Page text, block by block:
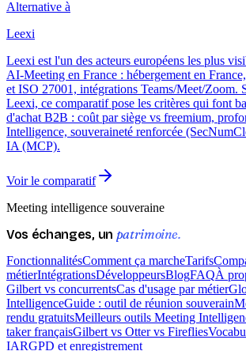
Alternative à
Leexi
Leexi est l'un des acteurs européens les plus
AI-Meeting en France : hébergement en
et ISO 27001, intégrations Teams/Meet/Zoom.
Leexi, ce comparatif pose les critères qui font
d'achat B2B : coût par siège vs freemium,
Intelligence, souveraineté renforcée
IA (MCP).
Voir le comparatif
Meeting intelligence souveraine
Vos échanges, un patrimoine.
FonctionnalitésComment ça marcheTarifs
métierIntégrationsDéveloppeursBlogFAQÀ
Gilbert vs concurrentsCas d'usage par métier
IntelligenceGuide : outil de réunion souverain
rendu gratuitsMeilleurs outils Meeting
taker françaisGilbert vs Otter vs Fireflies
IARGPD et enregistrement